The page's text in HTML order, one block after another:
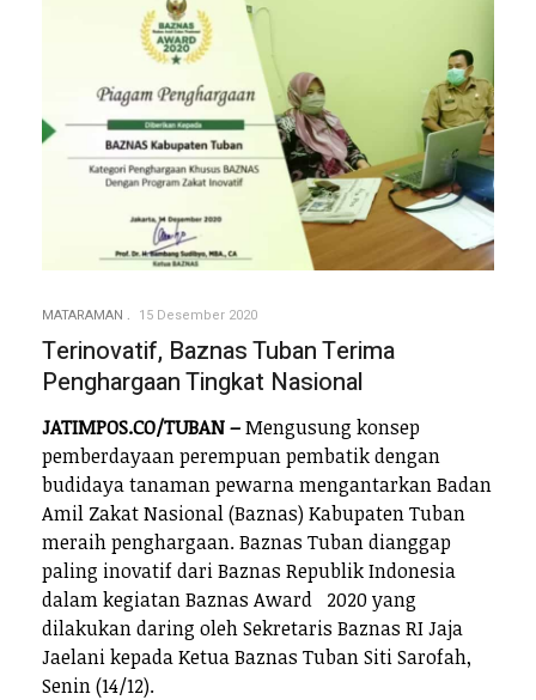
MATARAMAN 15 Desember 2020
Terinovatif, Baznas Tuban Terima
Penghargaan Tingkat Nasional
JATIMPOS.CO/TUBAN –Mengusung konsep
pemberdayaan perempuan pembatik dengan
budidaya tanaman pewarna mengantarkan Badan
Amil Zakat Nasional (Baznas) Kabupaten Tuban
meraih penghargaan. Baznas Tuban dianggap
paling inovatif dari Baznas Republik Indonesia
dalam kegiatan Baznas Award 2020 yang
dilakukan daring oleh Sekretaris Baznas RI Jaja
Jaelani kepada Ketua Baznas Tuban Siti Sarofah,
Senin (14/12).